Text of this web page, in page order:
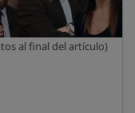
al final del artículo)